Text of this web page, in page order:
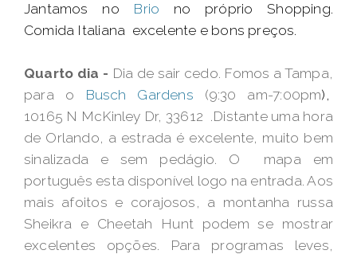
Jantamos no Brio
no próprio Shopping.
Comida Italiana excelente e bons preços.
Quarto dia - Dia de sair cedo. Fomos a Tampa,
para o
Busch Gardens (9:30 am-7:00pm),
10165 N McKinley Dr, 33612 .Distante uma hora
de Orlando, a estrada é excelente, muito bem
sinalizada e sem pedágio. O mapa em
português esta disponível logo na entrada. Aos
mais afoitos e corajosos, a montanha russa
Sheikra e Cheetah Hunt podem se mostrar
excelentes opções. Para programas leves,